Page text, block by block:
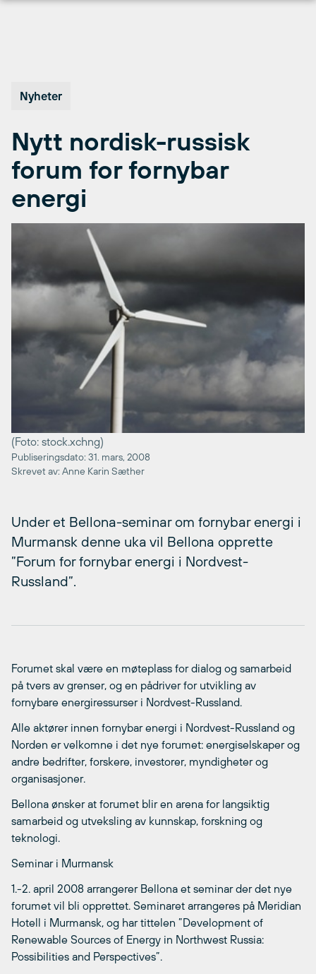
Nyheter
Nytt nordisk-russisk
forum for fornybar
energi
(Foto: stock.xchng)
Publiseringsdato: 31. mars, 2008
Skrevet av: Anne Karin Sæther
Under et Bellona-seminar om fornybar energi i
Murmansk denne uka vil Bellona opprette
”Forum for fornybar energi i Nordvest-
Russland”.
Forumet skal være en møteplass for dialog og samarbeid
på tvers av grenser, og en pådriver for utvikling av
fornybare energiressurser i Nordvest-Russland.
Alle aktører innen fornybar energi i Nordvest-Russland og
Norden er velkomne i det nye forumet: energiselskaper og
andre bedrifter, forskere, investorer, myndigheter og
organisasjoner.
Bellona ønsker at forumet blir en arena for langsiktig
samarbeid og utveksling av kunnskap, forskning og
teknologi.
Seminar i Murmansk
1.-2. april 2008 arrangerer Bellona et seminar der det nye
forumet vil bli opprettet. Seminaret arrangeres på Meridian
Hotell i Murmansk, og har tittelen ”Development of
Renewable Sources of Energy in Northwest Russia:
Possibilities and Perspectives”.